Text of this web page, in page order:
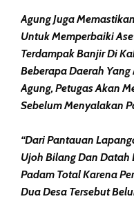
Agung Juga
Untuk Memperbaiki
Terdampak Banjir Di
Beberapa Daerah
Agung, Petugas Akan
Sebelum Menyalakan
“Dari Pantauan
Ujoh Bilang Dan Datah
Padam Total Karena
Dua Desa Tersebut